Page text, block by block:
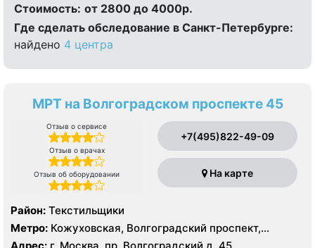
Стоимость: от 2800 до 4000р.
Где сделать обследование в Санкт-Петербурге:
найдено 4 центра
МРТ на Волгоградском проспекте 45
Отзыв о сервисе
Отзыв о врачах
Отзыв об оборудовании
+7(495)822-49-09
На карте
Район: Текстильщики
Метро: Кожуховская, Волгоградский проспект,
Текстильщики
Адрес: г. Москва, пр. Волгоградский д. 45